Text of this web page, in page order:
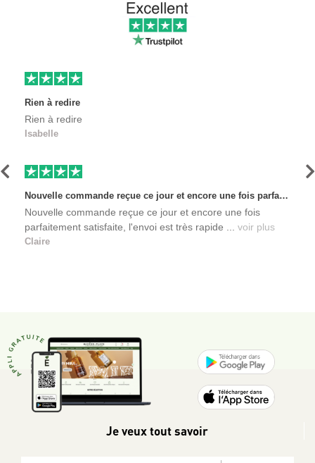
Rien à redire
Rien à redire
Isabelle
Nouvelle commande reçue ce jour et encore une fois parfaitement satisfaite, l'envoi est très rapide et les produits sont toujours conditionnés de manière personnalisés. L'avantage de commander auprès de créateurs indépendants.
Nouvelle commande reçue ce jour et encore une fois
parfaitement satisfaite, l'envoi est très rapide ... voir plus
Claire
Précédent
Je veux tout savoir